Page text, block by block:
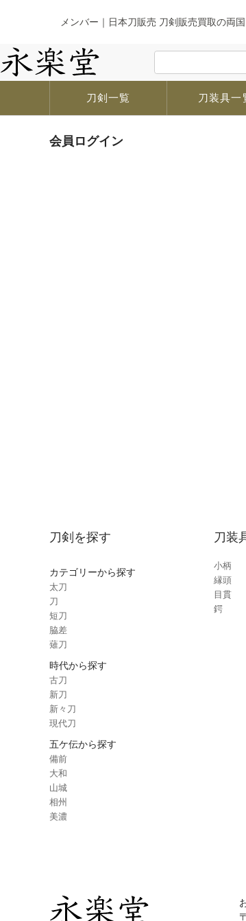
メンバー｜日本刀販売 刀剣販売買取の両
刀剣一覧 刀装具一
会員ログイン
刀剣を探す
カテゴリーから探す
太刀
刀
短刀
脇差
薙刀
時代から探す
古刀
新刀
新々刀
現代刀
五ケ伝から探す
備前
大和
山城
相州
美濃
刀装
小柄
縁頭
目貫
鍔